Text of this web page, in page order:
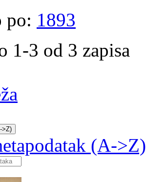
po: 1893
1-3 od 3 zapisa
>Z)
(A->Z)